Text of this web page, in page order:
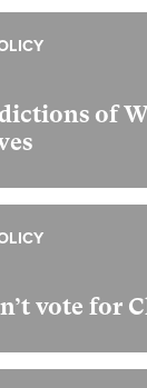
of
vote for